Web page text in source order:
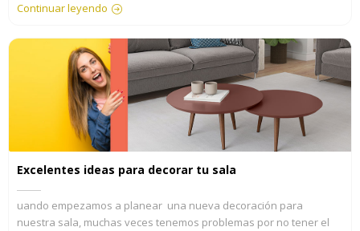
Continuar leyendo
Excelentes ideas para decorar tu sala
uando empezamos a planear una nueva decoración para
nuestra sala, muchas veces tenemos problemas por no tener el